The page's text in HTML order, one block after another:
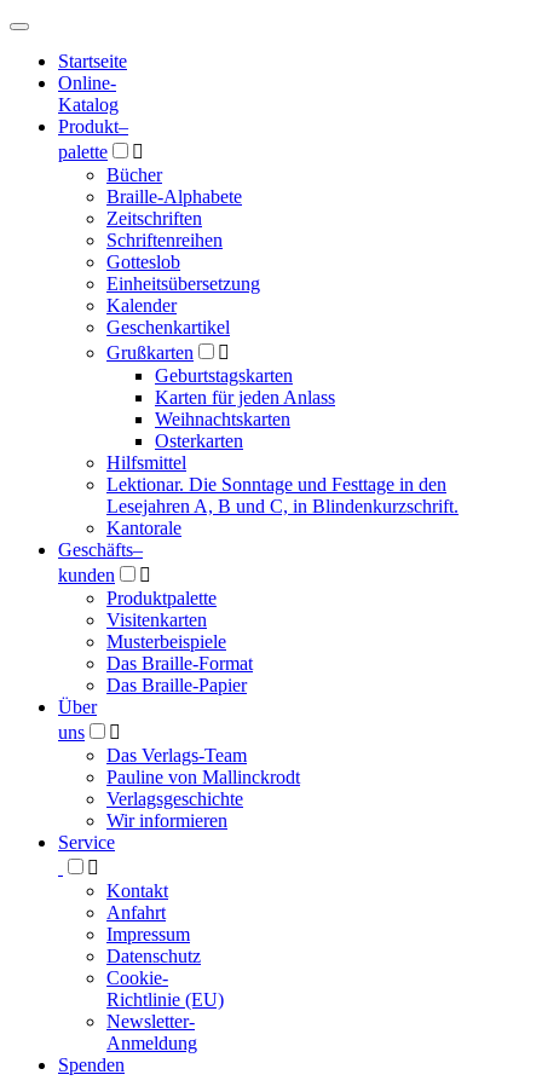
Hauptmenü
Hauptmenü
Startseite
Online-
Katalog
Produkt–
palette

Bücher
Braille-Alphabete
Zeitschriften
Schriftenreihen
Gotteslob
Einheitsübersetzung
Kalender
Geschenkartikel
Grußkarten

Geburtstagskarten
Karten für jeden Anlass
Weihnachtskarten
Osterkarten
Hilfsmittel
Lektionar. Die Sonntage und Festtage in den
Lesejahren A, B und C, in Blindenkurzschrift.
Kantorale
Geschäfts­–
kunden

Produktpalette
Visitenkarten
Musterbeispiele
Das Braille-Format
Das Braille-Papier
Über
uns

Das Verlags-Team
Pauline von Mallinckrodt
Verlagsgeschichte
Wir informieren
Service

Kontakt
Anfahrt
Impressum
Datenschutz
Cookie-
Richtlinie (EU)
Newsletter-
Anmeldung
Spenden